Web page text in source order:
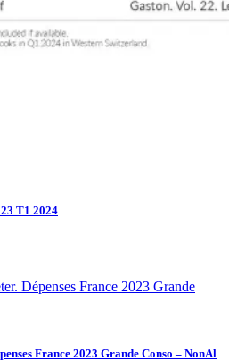
T1 2024
France 2023 Grande Conso – NonAl